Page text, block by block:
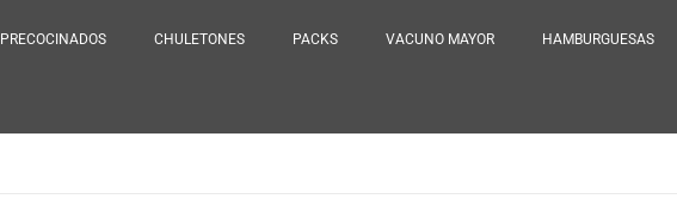
PRECOCINADOS CHULETONES PACKS VACUNO MAYOR HAMBURGUESAS